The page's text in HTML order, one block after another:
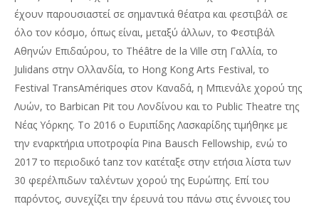
έχουν παρουσιαστεί σε σημαντικά θέατρα και φεστιβάλ σε
όλο τον κόσμο, όπως είναι, μεταξύ άλλων, το Φεστιβάλ
Αθηνών Επιδαύρου, το Théâtre de la Ville στη Γαλλία, το
Julidans στην Ολλανδία, το Hong Kong Arts Festival, το
Festival TransAmériques στον Καναδά, η Μπιενάλε χορού της
Λυών, το Barbican Pit του Λονδίνου και το Public Theatre της
Νέας Υόρκης. Το 2016 ο Ευριπίδης Λασκαρίδης τιμήθηκε με
την εναρκτήρια υποτροφία Pina Bausch Fellowship, ενώ το
2017 το περιοδικό tanz τον κατέταξε στην ετήσια λίστα των
30 φερέλπιδων ταλέντων χορού της Ευρώπης. Επί του
παρόντος, συνεχίζει την έρευνά του πάνω στις έννοιες του